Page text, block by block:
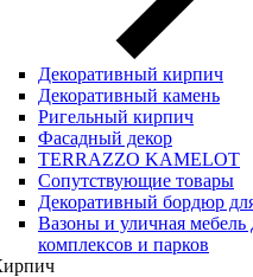
Декоративный кирпич
Декоративный камень
Ригельный кирпич
Фасадный декор
TERRAZZO KAMELOT
Сопутствующие товары
Декоративный бордюр
Вазоны и уличная
комплексов и парков